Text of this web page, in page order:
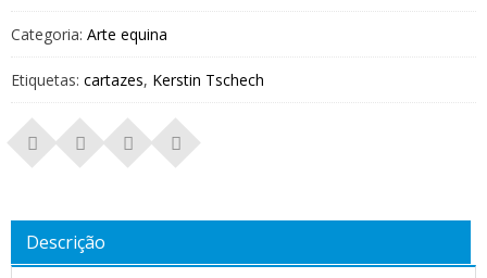
Categoria: Arte equina
Etiquetas: cartazes, Kerstin Tschech
Descrição